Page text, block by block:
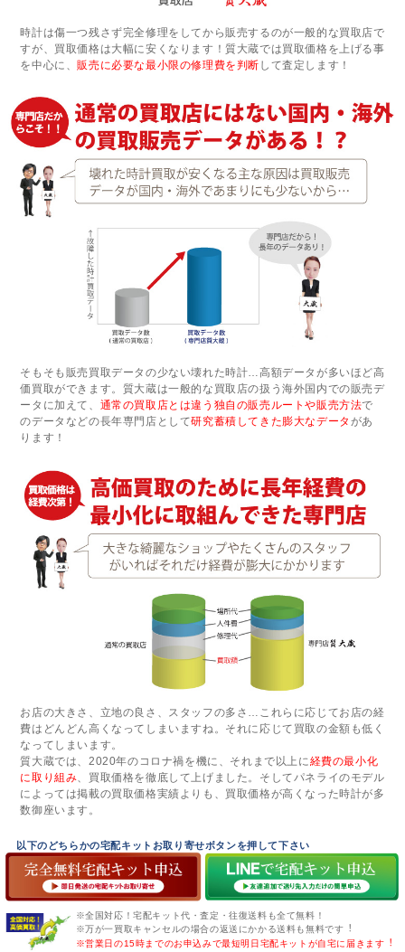
時計は傷一つ残さず完全修理をしてから販売するのが一般的な買取店で
すが、買取価格は大幅に安くなります！質大蔵では買取価格を上げる事
を中心に、販売に必要な最小限の修理費を判断 して査定します！
そもそも販売買取データの少ない壊れた時計…高額データが多いほど高
価買取ができます。質大蔵は一般的な買取店の扱う海外国内での販売デ
ータに加えて、 通常の買取店とは違う独自の販売ルートや販売方法で
のデータなどの長年専門店として研究蓄積してきた膨大なデータ があ
ります！
お店の大きさ、立地の良さ、スタッフの多さ…これらに応じてお店の経
費はどんどん高くなってしまいますね。それに応じて買取の金額も低く
なってしまいます。
質大蔵では、2020年のコロナ禍を機に、それまで以上に経費の最小化
に取り組み、買取価格を徹底して上げました。そしてパネライのモデル
によっては掲載の買取価格実績よりも、買取価格が高くなった時計が多
数御座います。
以下のどちらかの宅配キットお取り寄せボタンを押して下さい
※全国対応！宅配キット代・査定・往復送料も全て無料！
※万が一買取キャンセルの場合の返送にかかる送料も無料です︕
※営業日の15時までのお申込みで最短明日宅配キットが自宅に届きます︕